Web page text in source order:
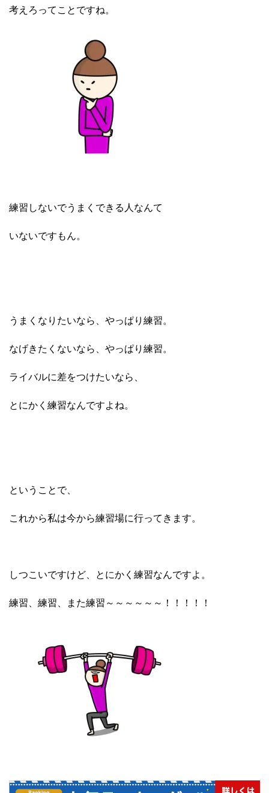
考えろってことですね。
練習しないでうまくできる人なんて
いないですもん。
うまくなりたいなら、やっぱり練習。
なげきたくないなら、やっぱり練習。
ライバルに差をつけたいなら、
とにかく練習なんですよね。
ということで、
これから私は今から練習場に行ってきます。
しつこいですけど、とにかく練習なんですよ。
練習、練習、また練習～～～～～～！！！！！